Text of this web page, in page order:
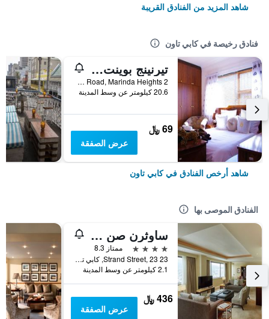
شاهد المزيد من الفنادق القريبة
فنادق رخيصة في كابي تاون
تيرنينج بوينت بيد آند بريكفاست
2 Glenside Road, Marinda Heights, كابي تاون, محافظة كيب الغربية, جنوب أفريقيا
20.6 كيلومتر عن وسط المدينة
69 ﷼
عرض الصفقة
شاهد أرخص الفنادق في كابي تاون
الفنادق الموصى بها
ساوثرن صن كيب صن
4 نجوم
ممتاز 8.3
23 Strand Street, 23, كابي تاون, محافظة كيب الغربية, جنوب أفريقيا
2.1 كيلومتر عن وسط المدينة
436 ﷼
عرض الصفقة